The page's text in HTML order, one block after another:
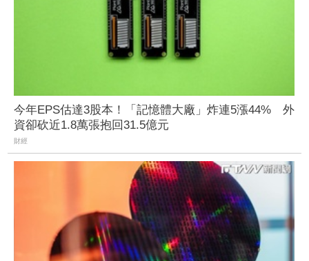
今年EPS估達3股本！「記憶體大廠」炸連5漲44% 外
資卻砍近1.8萬張抱回31.5億元
財經